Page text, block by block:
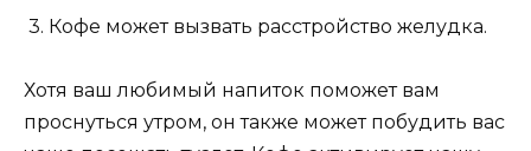
3. Кофе может вызвать расстройство желудка.
Хотя ваш любимый напиток поможет вам
проснуться утром, он также может побудить вас